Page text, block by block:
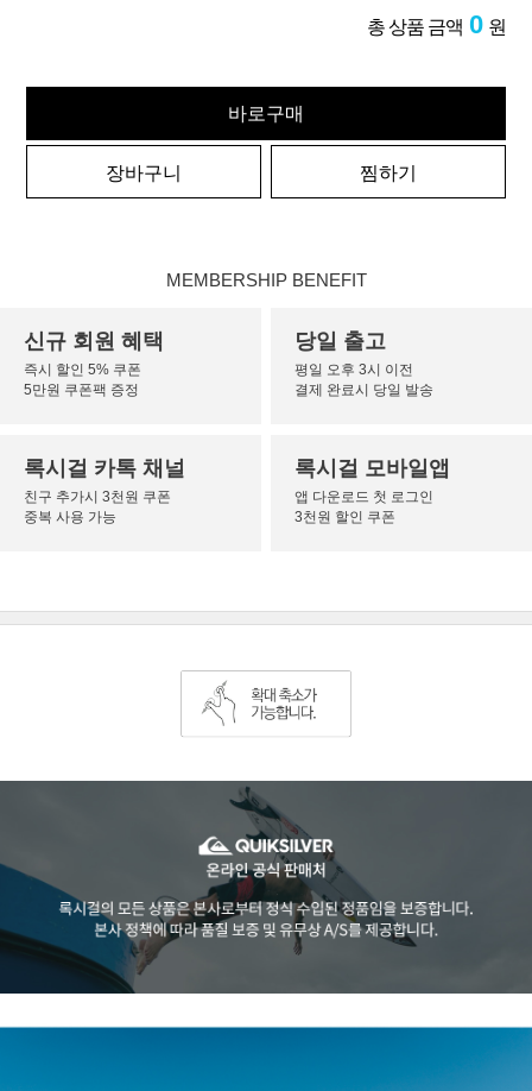
총 상품 금액 0 원
바로구매
장바구니 찜하기
MEMBERSHIP BENEFIT
신규 회원 혜택
즉시 할인 5% 쿠폰
5만원 쿠폰팩 증정
당일 출고
평일 오후 3시 이전
결제 완료시 당일 발송
록시걸 카톡 채널
친구 추가시 3천원 쿠폰
중복 사용 가능
록시걸 모바일앱
앱 다운로드 첫 로그인
3천원 할인 쿠폰